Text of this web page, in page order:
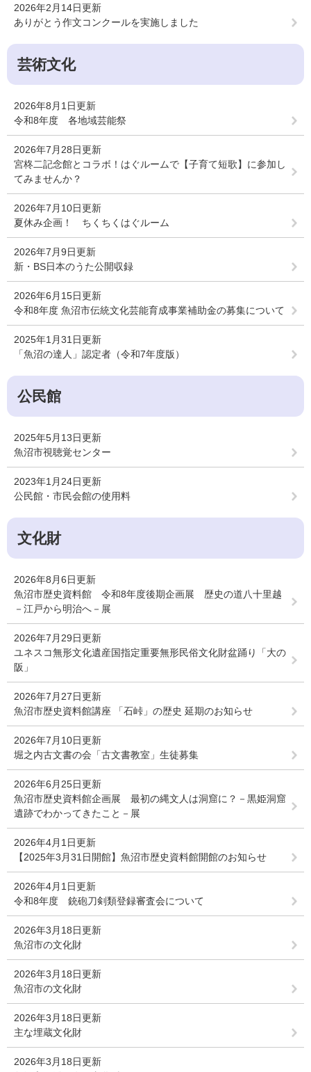
2026年2月14日更新
ありがとう作文コンクールを実施しました
芸術文化
2026年8月1日更新
令和8年度 各地域芸能祭
2026年7月28日更新
宮柊二記念館とコラボ！はぐルームで【子育て短歌】に参加し
てみませんか？
2026年7月10日更新
夏休み企画！ ちくちくはぐルーム
2026年7月9日更新
新・BS日本のうた公開収録
2026年6月15日更新
令和8年度 魚沼市伝統文化芸能育成事業補助金の募集について
2025年1月31日更新
「魚沼の達人」認定者（令和7年度版）
公民館
2025年5月13日更新
魚沼市視聴覚センター
2023年1月24日更新
公民館・市民会館の使用料
文化財
2026年8月6日更新
魚沼市歴史資料館 令和8年度後期企画展 歴史の道八十里越
－江戸から明治へ－展
2026年7月29日更新
ユネスコ無形文化遺産国指定重要無形民俗文化財盆踊り「大の
阪」
2026年7月27日更新
魚沼市歴史資料館講座 「石峠」の歴史 延期のお知らせ
2026年7月10日更新
堀之内古文書の会「古文書教室」生徒募集
2026年6月25日更新
魚沼市歴史資料館企画展 最初の縄文人は洞窟に？－黒姫洞窟
遺跡でわかってきたこと－展
2026年4月1日更新
【2025年3月31日開館】魚沼市歴史資料館開館のお知らせ
2026年4月1日更新
令和8年度 銃砲刀剣類登録審査会について
2026年3月18日更新
魚沼市の文化財
2026年3月18日更新
魚沼市の文化財
2026年3月18日更新
主な埋蔵文化財
2026年3月18日更新